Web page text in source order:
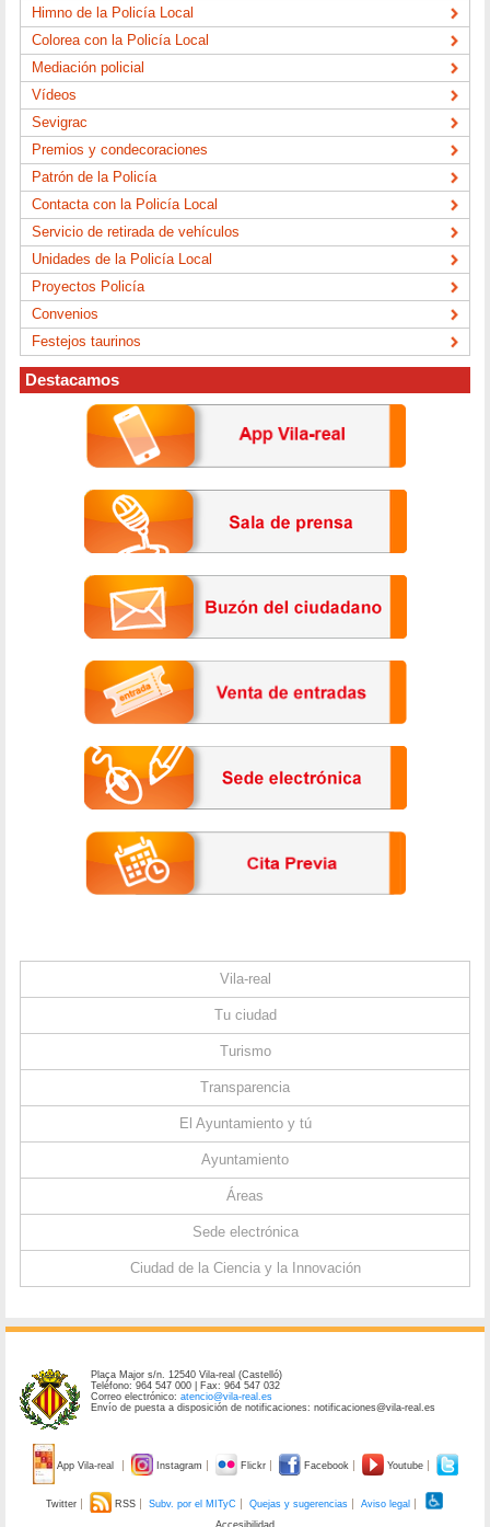
Himno de la Policía Local
Colorea con la Policía Local
Mediación policial
Vídeos
Sevigrac
Premios y condecoraciones
Patrón de la Policía
Contacta con la Policía Local
Servicio de retirada de vehículos
Unidades de la Policía Local
Proyectos Policía
Convenios
Festejos taurinos
Destacamos
Vila-real
Tu ciudad
Turismo
Transparencia
El Ayuntamiento y tú
Ayuntamiento
Áreas
Sede electrónica
Ciudad de la Ciencia y la Innovación
Plaça Major s/n. 12540 Vila-real (Castelló)
Teléfono: 964 547 000 | Fax: 964 547 032
Correo electrónico:atencio@vila-real.es
Envío de puesta a disposición de notificaciones: notificaciones@vila-real.es
App Vila-real Instagram Flickr Facebook Youtube
Twitter RSS Subv. por el MITyC Quejas y sugerencias
Aviso legal
Accesibilidad